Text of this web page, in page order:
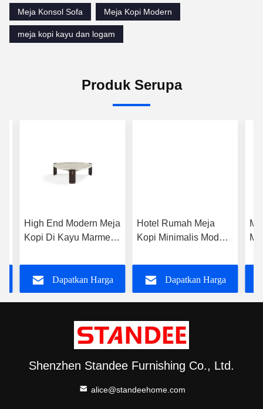
Meja Konsol Sofa
Meja Kopi Modern
meja kopi kayu dan logam
Produk Serupa
High End Modern Meja
Kopi Di Kayu Marmer
Rumah Hotel
Dapatkan Harga
Hotel Rumah Meja
Kopi Minimalis Modern
Marmer Kayu
Dapatkan Harga
Shenzhen Standee Furnishing Co., Ltd.
alice@standeehome.com